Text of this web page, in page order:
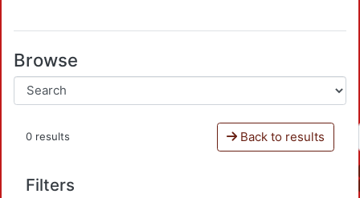
Browse
0 results Back to results
Filters